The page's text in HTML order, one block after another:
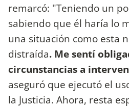
remarcó: "Teniendo un
sabiendo que él haría lo
una situación como esta
distraída. Me sentí
circunstancias a
aseguró que ejecutó el
la Justicia. Ahora, resta